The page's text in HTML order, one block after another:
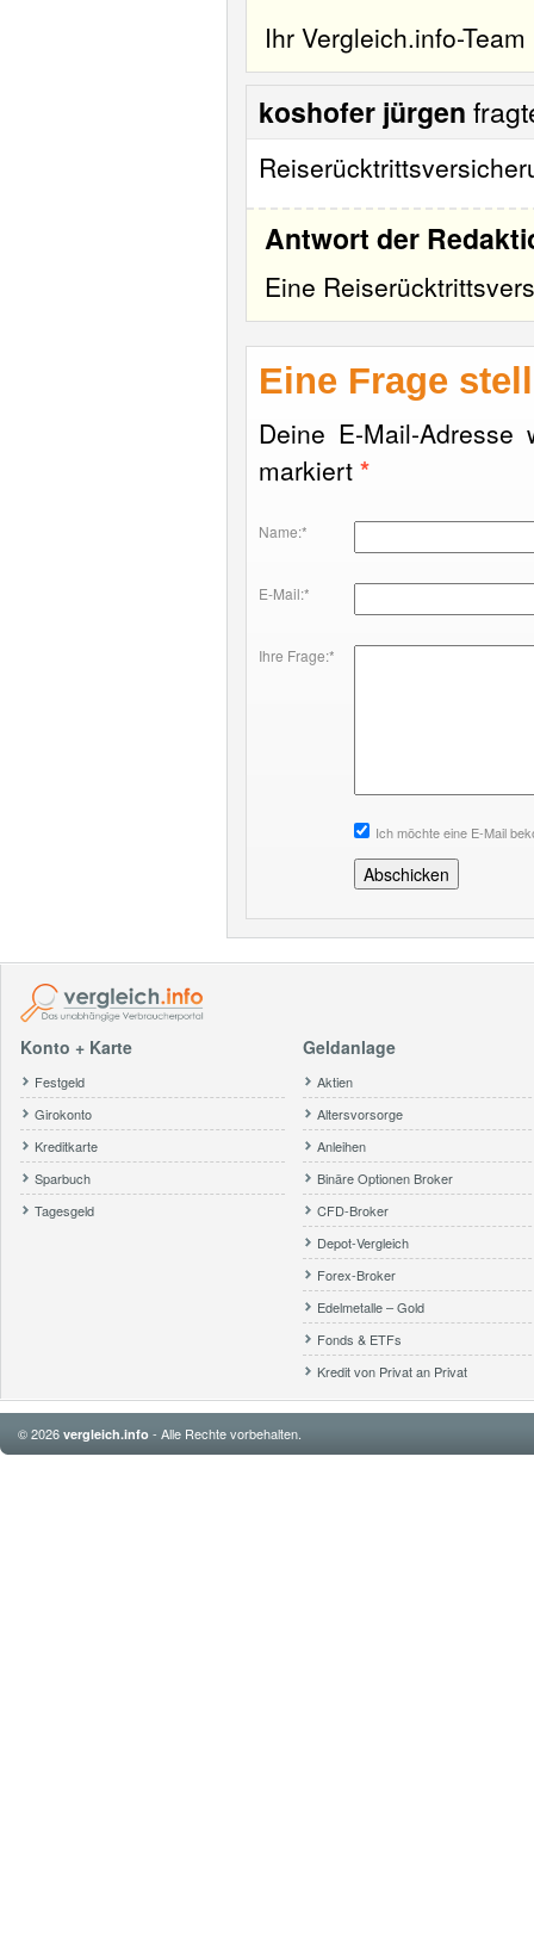
Ihr Vergleich.info-Team
koshofer jürgen
Antwort der
Eine
Eine Frage
Deine E-Mail-
markiert *
Name:*
E-Mail:*
Ihre Frage:*
Ich möchte eine E-Mail
Konto + Karte
Festgeld
Girokonto
Kreditkarte
Sparbuch
Tagesgeld
Geldanlage
Aktien
Altersvorsorge
Anleihen
Binäre Optionen Broker
CFD-Broker
Depot-Vergleich
Forex-Broker
Edelmetalle – Gold
Fonds & ETFs
Kredit von Privat an Privat
© 2026 vergleich.info - Alle Rechte vorbehalten.